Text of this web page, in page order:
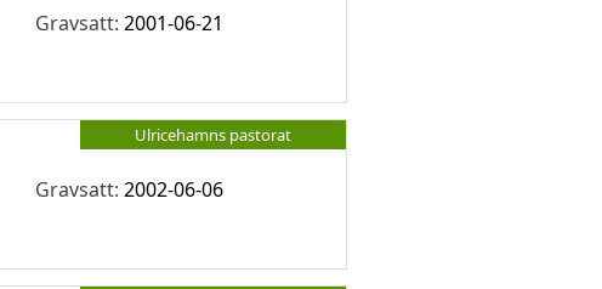
Gravsatt:2001-06-21
Ulricehamns pastorat
Gravsatt:2002-06-06